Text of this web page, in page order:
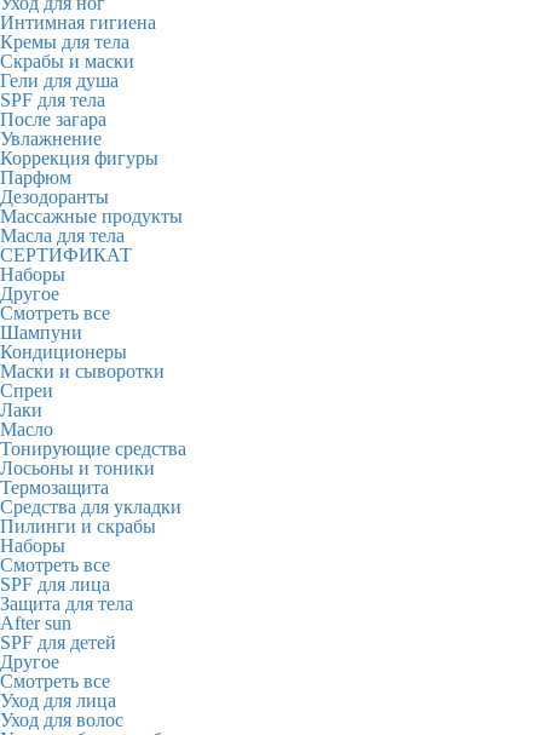
Интимная гигиена
Кремы для тела
Скрабы и маски
Гели для душа
SPF для тела
После загара
Увлажнение
Коррекция фигуры
Парфюм
Дезодоранты
Массажные продукты
Масла для тела
СЕРТИФИКАТ
Наборы
Другое
Смотреть все
Шампуни
Кондиционеры
Маски и сыворотки
Спреи
Лаки
Масло
Тонирующие средства
Лосьоны и тоники
Термозащита
Средства для укладки
Пилинги и скрабы
Наборы
Смотреть все
SPF для лица
Защита для тела
After sun
SPF для детей
Другое
Смотреть все
Уход для лица
Уход для волос